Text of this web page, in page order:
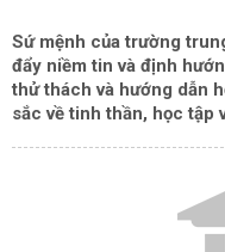
Sứ mệnh của trường
đẩy niềm tin và định
thử thách và hướng dẫn
sắc về tinh thần, học tập